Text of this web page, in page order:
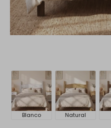
Blanco Natural